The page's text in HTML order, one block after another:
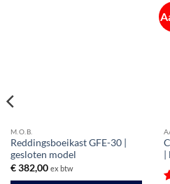
M.O.B.
Reddingsboeikast GFE-30 |
gesloten model
€382,00 ex btw